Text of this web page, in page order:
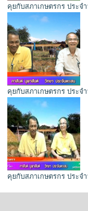
คุยกับสภาเกษตรกร ประจ
คุยกับสภาเกษตรกร ประจ
คุยกับสภาเกษตรกร ประจ